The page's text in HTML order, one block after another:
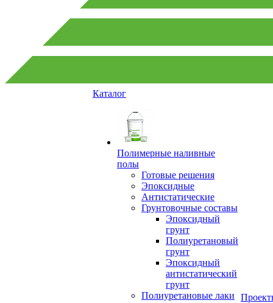
Каталог
Полимерные наливные
полы
Готовые решения
Эпоксидные
Антистатические
Грунтовочные составы
Эпоксидный
грунт
Полиуретановый
грунт
Эпоксидный
антистатический
грунт
Полиуретановые лаки